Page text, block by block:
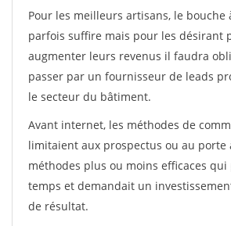
Pour les meilleurs artisans, le bouche
parfois suffire mais pour les désirant
augmenter leurs revenus il faudra
passer par un fournisseur de leads
le secteur du bâtiment.
Avant internet, les méthodes de
limitaient aux prospectus ou au porte
méthodes plus ou moins efficaces
temps et demandait un
de résultat.